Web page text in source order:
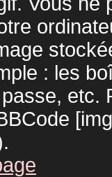
: les
etc.